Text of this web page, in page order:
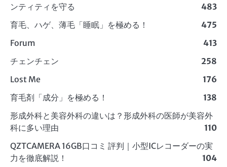
ンティティを守る
483
育毛、ハゲ、薄毛「睡眠」を極める！
475
Forum
413
チェンチェン
258
Lost Me
176
育毛剤「成分」を極める！
138
形成外科と美容外科の違いは？形成外科の医師が美容外
科に多い理由
110
QZTCAMERA 16GB口コミ 評判｜小型ICレコーダーの実
力を徹底解説！
104